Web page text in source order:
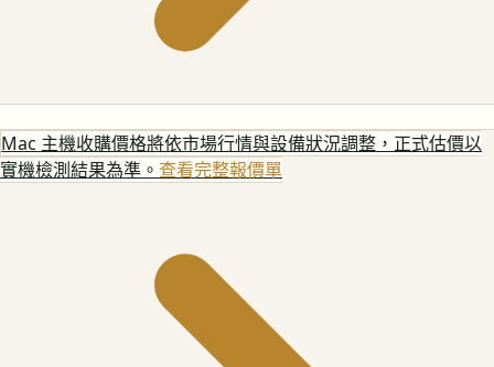
Mac 主機收購價格將依市場行情與設備狀況調整，正式估價以
實機檢測結果為準。 查看完整報價單